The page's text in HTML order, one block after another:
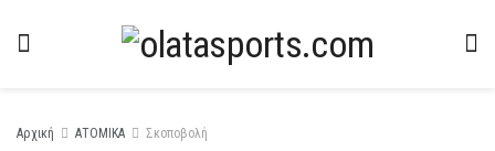
Αρχική ΑΤΟΜΙΚΑ Σκοποβολή